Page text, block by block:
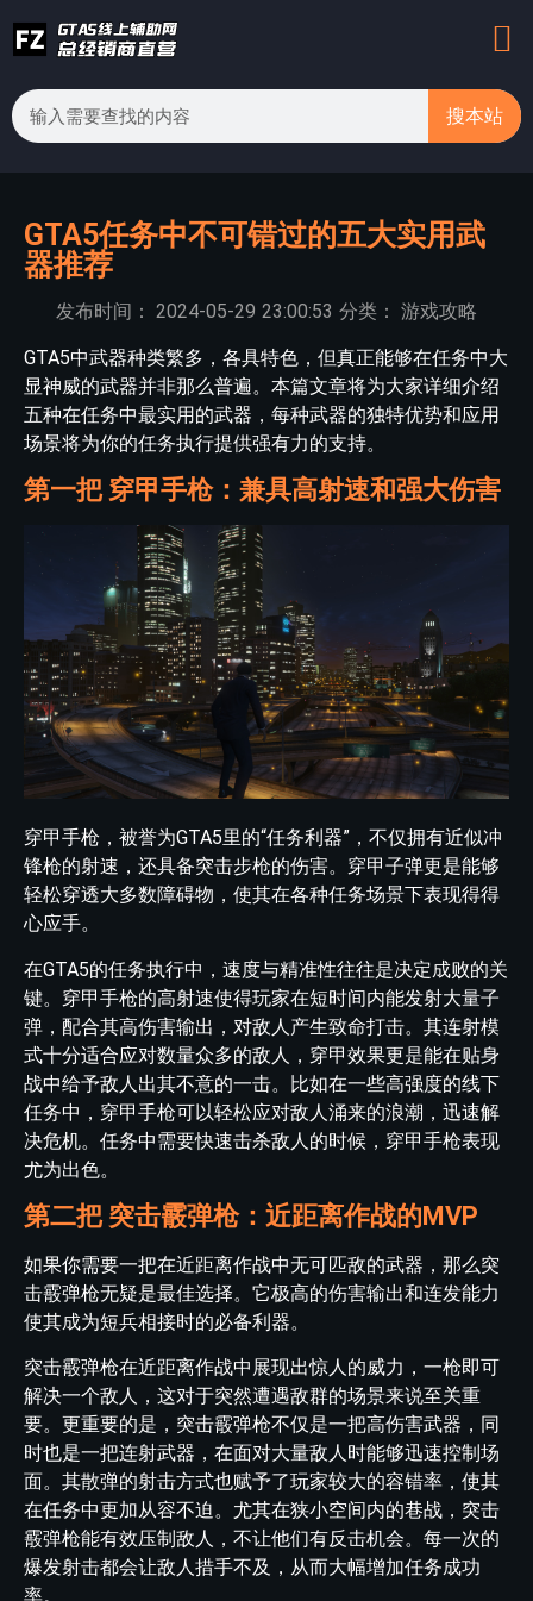
搜本站
GTA5任务中不可错过的五大实用武
器推荐
发布时间： 2024-05-29 23:00:53 分类： 游戏攻略
GTA5中武器种类繁多，各具特色，但真正能够在任务中大
显神威的武器并非那么普遍。本篇文章将为大家详细介绍
五种在任务中最实用的武器，每种武器的独特优势和应用
场景将为你的任务执行提供强有力的支持。
第一把 穿甲手枪：兼具高射速和强大伤害
穿甲手枪，被誉为GTA5里的“任务利器”，不仅拥有近似冲
锋枪的射速，还具备突击步枪的伤害。穿甲子弹更是能够
轻松穿透大多数障碍物，使其在各种任务场景下表现得得
心应手。
在GTA5的任务执行中，速度与精准性往往是决定成败的关
键。穿甲手枪的高射速使得玩家在短时间内能发射大量子
弹，配合其高伤害输出，对敌人产生致命打击。其连射模
式十分适合应对数量众多的敌人，穿甲效果更是能在贴身
战中给予敌人出其不意的一击。比如在一些高强度的线下
任务中，穿甲手枪可以轻松应对敌人涌来的浪潮，迅速解
决危机。任务中需要快速击杀敌人的时候，穿甲手枪表现
尤为出色。
第二把 突击霰弹枪：近距离作战的MVP
如果你需要一把在近距离作战中无可匹敌的武器，那么突
击霰弹枪无疑是最佳选择。它极高的伤害输出和连发能力
使其成为短兵相接时的必备利器。
突击霰弹枪在近距离作战中展现出惊人的威力，一枪即可
解决一个敌人，这对于突然遭遇敌群的场景来说至关重
要。更重要的是，突击霰弹枪不仅是一把高伤害武器，同
时也是一把连射武器，在面对大量敌人时能够迅速控制场
面。其散弹的射击方式也赋予了玩家较大的容错率，使其
在任务中更加从容不迫。尤其在狭小空间内的巷战，突击
霰弹枪能有效压制敌人，不让他们有反击机会。每一次的
爆发射击都会让敌人措手不及，从而大幅增加任务成功
率。